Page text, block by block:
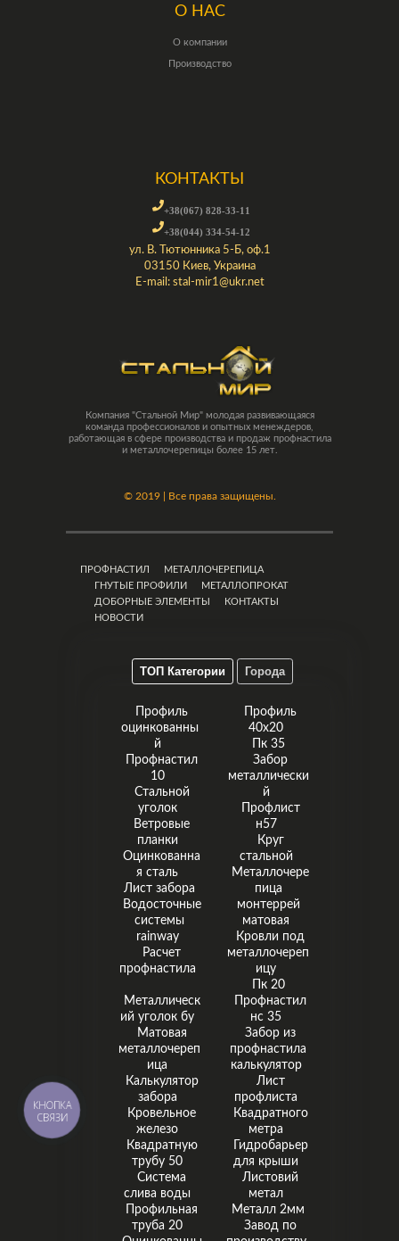
О НАС
О компании
Производство
КОНТАКТЫ
+38(067) 828-33-11
+38(044) 334-54-12
ул. В. Тютюнника 5-Б, оф.1
03150 Киев, Украина
E-mail: stal-mir1@ukr.net
Компания "Стальной Мир" молодая развивающаяся
команда профессионалов и опытных менеждеров,
работающая в сфере производства и продаж профнастила
и металлочерепицы более 15 лет.
© 2019 | Все права защищены.
ПРОФНАСТИЛ
МЕТАЛЛОЧЕРЕПИЦА
ГНУТЫЕ ПРОФИЛИ
МЕТАЛЛОПРОКАТ
ДОБОРНЫЕ ЭЛЕМЕНТЫ
КОНТАКТЫ
НОВОСТИ
ТОП Категории Города
Профиль
оцинкованны
й
Профнастил
10
Стальной
уголок
Ветровые
планки
Оцинкованна
я сталь
Лист забора
Водосточные
системы
rainway
Расчет
профнастила
Профиль
40х20
Пк 35
Забор
металлически
й
Профлист
н57
Круг
стальной
Металлочере
пица
монтеррей
матовая
Кровли под
металлочереп
ицу
Пк 20
Металлическ
ий уголок бу
Матовая
металлочереп
ица
Калькулятор
забора
Кровельное
железо
Квадратную
трубу 50
Система
слива воды
Профильная
труба 20
Профнастил
нс 35
Забор из
профнастила
калькулятор
Лист
профлиста
Квадратного
метра
Гидробарьер
для крыши
Листовий
метал
Металл 2мм
Завод по
КНОПКА
СВЯЗИ